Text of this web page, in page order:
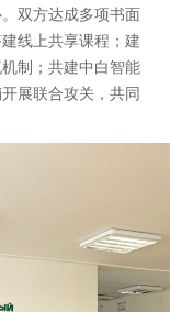
双方达成多项书面
线上共享课程；建
制；共建中白智能
展联合攻关，共同